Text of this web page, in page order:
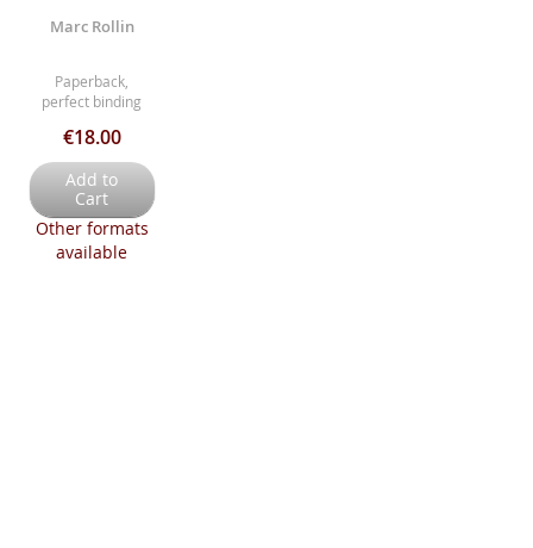
Marc Rollin
Paperback,
perfect binding
€18.00
Add to
Cart
Other formats
available